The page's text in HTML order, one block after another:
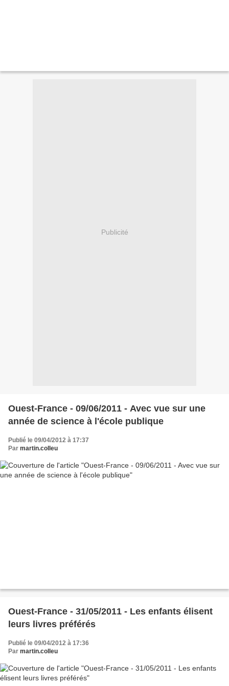
Publicité
Ouest-France - 09/06/2011 - Avec vue sur une
année de science à l'école publique
Publié le 09/04/2012 à 17:37
Par martin.colleu
Ouest-France - 31/05/2011 - Les enfants élisent
leurs livres préférés
Publié le 09/04/2012 à 17:36
Par martin.colleu